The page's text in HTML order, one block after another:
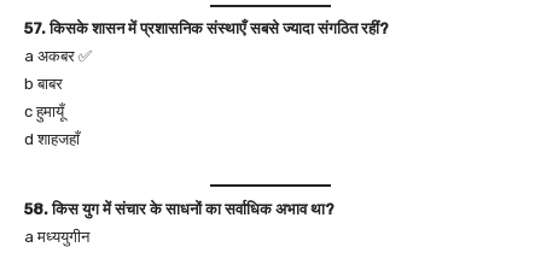
57. किसके शासन में प्रशासनिक संस्थाएँ सबसे ज्यादा संगठित रहीं?
a अकबर ✅
b बाबर
c हुमायूँ
d शाहजहाँ
58. किस युग में संचार के साधनों का सर्वाधिक अभाव था?
a मध्ययुगीन